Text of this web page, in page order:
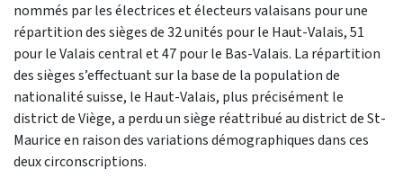
nommés par les électrices et électeurs valaisans pour une
répartition des sièges de 32 unités pour le Haut-Valais, 51
pour le Valais central et 47 pour le Bas-Valais. La répartition
des sièges s’effectuant sur la base de la population de
nationalité suisse, le Haut-Valais, plus précisément le
district de Viège, a perdu un siège réattribué au district de St-
Maurice en raison des variations démographiques dans ces
deux circonscriptions.